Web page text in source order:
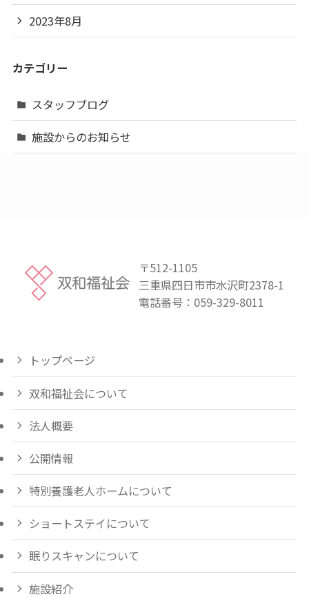
2023年8月
カテゴリー
スタッフブログ
施設からのお知らせ
〒512-1105
三重県四日市市水沢町2378-1
電話番号： 059-329-8011
トップページ
双和福祉会について
法人概要
公開情報
特別養護老人ホームについて
ショートステイについて
眠りスキャンについて
施設紹介